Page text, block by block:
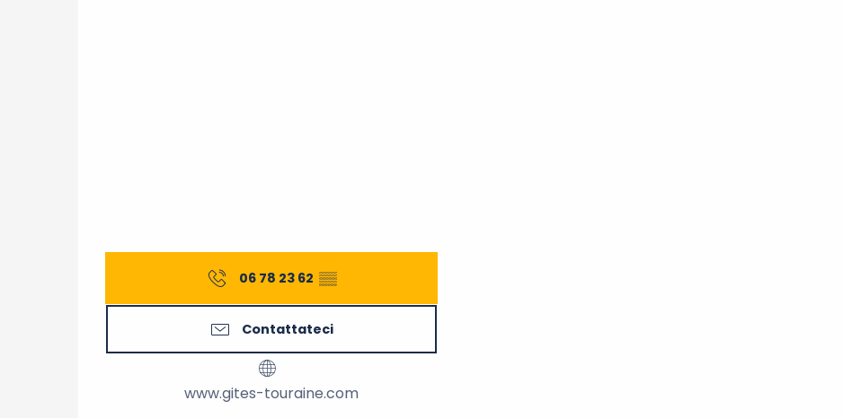
06 78 23 62 ▒▒
Contattateci
www.gites-touraine.com